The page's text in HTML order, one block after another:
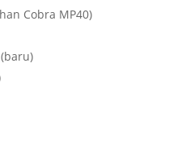
Cobra MP40)